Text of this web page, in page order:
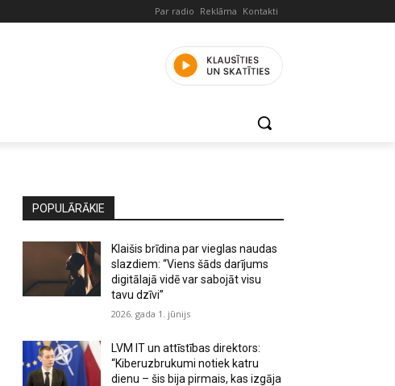
Par radio Reklāma Kontakti
POPULĀRĀKIE
Klaišis brīdina par vieglas naudas
slazdiem: “Viens šāds darījums
digitālajā vidē var sabojāt visu
tavu dzīvi”
2026. gada 1. jūnijs
LVM IT un attīstības direktors:
“Kiberuzbrukumi notiek katru
dienu – šis bija pirmais, kas izgāja